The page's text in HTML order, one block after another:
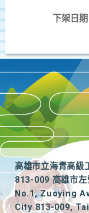
下架日期
高雄市立海青高級
813-009 高雄市左
No.1, Zuoying
City 813-009,